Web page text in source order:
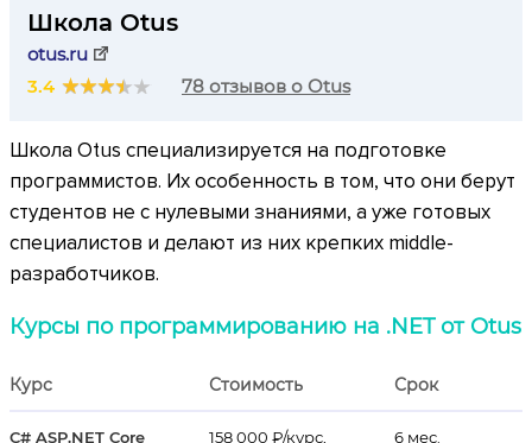
Школа Otus
otus.ru
3.4
78 отзывов о Otus
Школа Otus специализируется на подготовке
программистов. Их особенность в том, что они берут
студентов не с нулевыми знаниями, а уже готовых
специалистов и делают из них крепких middle-
разработчиков.
Курсы по программированию на .NET от Otus
Курс Стоимость Срок
C# ASP.NET Core 158 000 ₽/курс, 6 мес.